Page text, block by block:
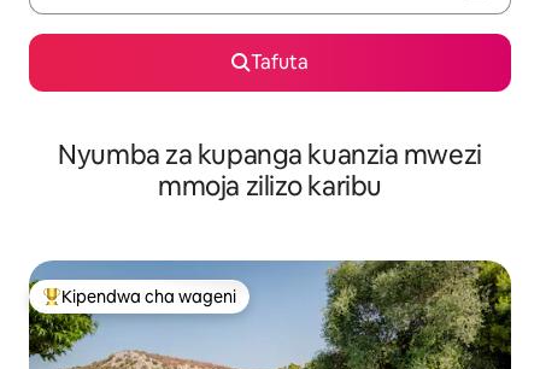
Tafuta
Nyumba za kupanga kuanzia mwezi
mmoja zilizo karibu
Kipendwa maarufu cha wageni
Kipendwa cha wageni